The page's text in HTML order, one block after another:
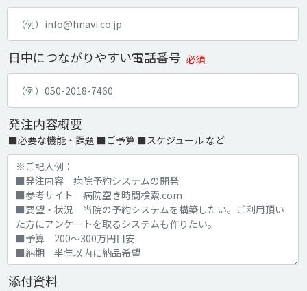
日中につながりやすい電話番号 必須
発注内容概要
■必要な機能・課題 ■ご予算 ■スケジュール など
添付資料